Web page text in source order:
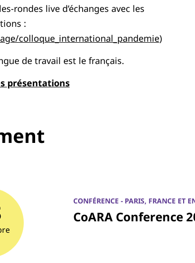
rondes live d’échanges avec les
:
colloque_international_pandemie)
de travail est le français.
présentations
CONFÉRENCE - PARIS, FRANCE ET
CoARA Conference